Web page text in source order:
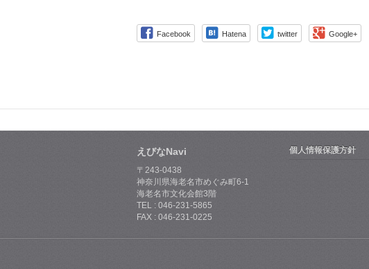
Facebook Hatena twitter Google+
えびなNavi
〒243-0438
神奈川県海老名市めぐみ町6-1
海老名市文化会館3階
TEL : 046-231-5865
FAX : 046-231-0225
個人情報保護方針